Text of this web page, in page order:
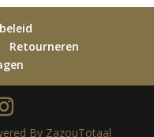
Retourneren
By ZazouTotaal